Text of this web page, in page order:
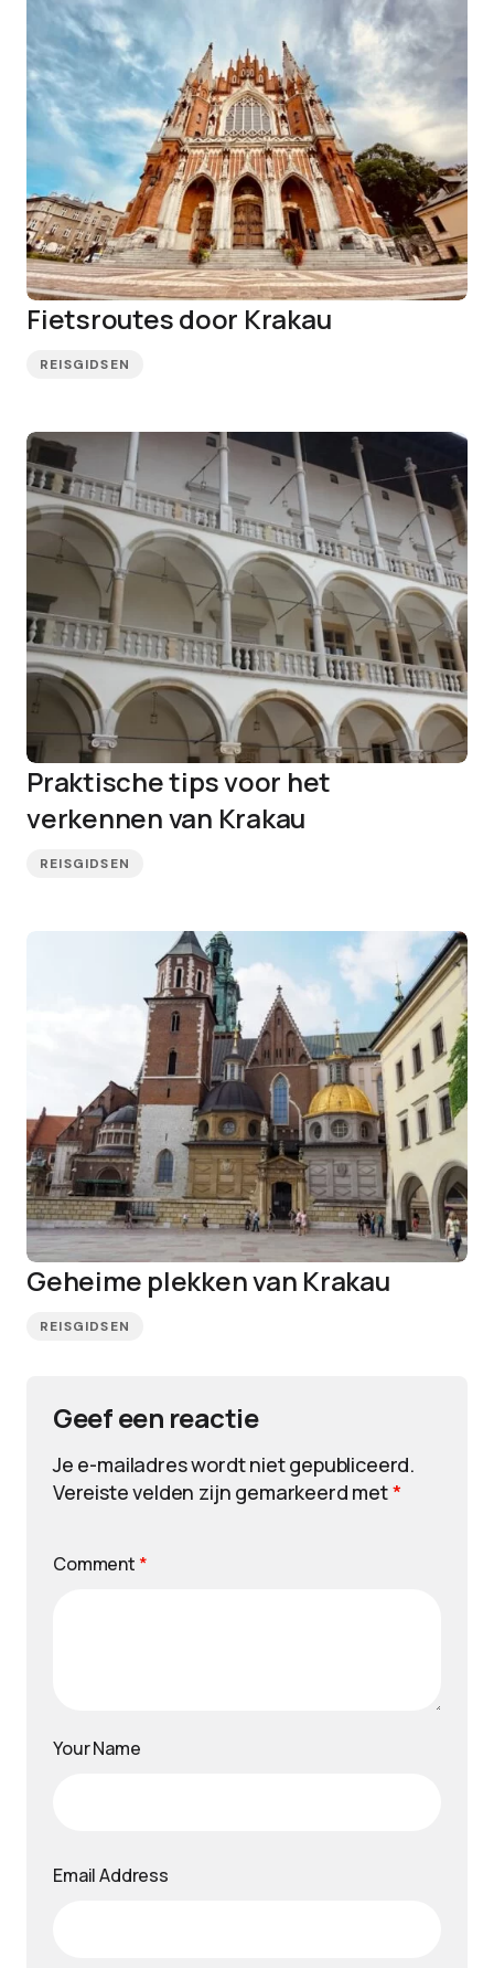
Fietsroutes door Krakau
REISGIDSEN
Praktische tips voor het
verkennen van Krakau
REISGIDSEN
Geheime plekken van Krakau
REISGIDSEN
Geef een reactie
Je e-mailadres wordt niet gepubliceerd.
Vereiste velden zijn gemarkeerd met*
Comment *
Your Name
Email Address